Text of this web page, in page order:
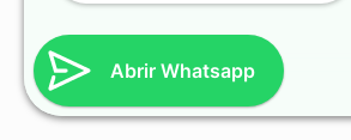
Abrir Whatsapp